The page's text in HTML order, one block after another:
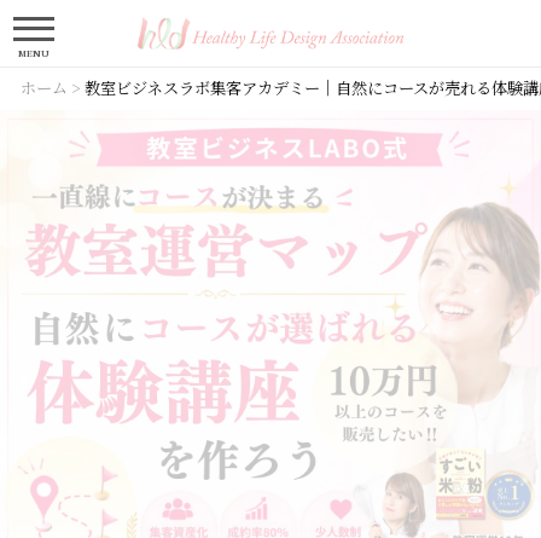
MENU
ホーム > 教室ビジネスラボ集客アカデミー｜自然にコースが売れる体験